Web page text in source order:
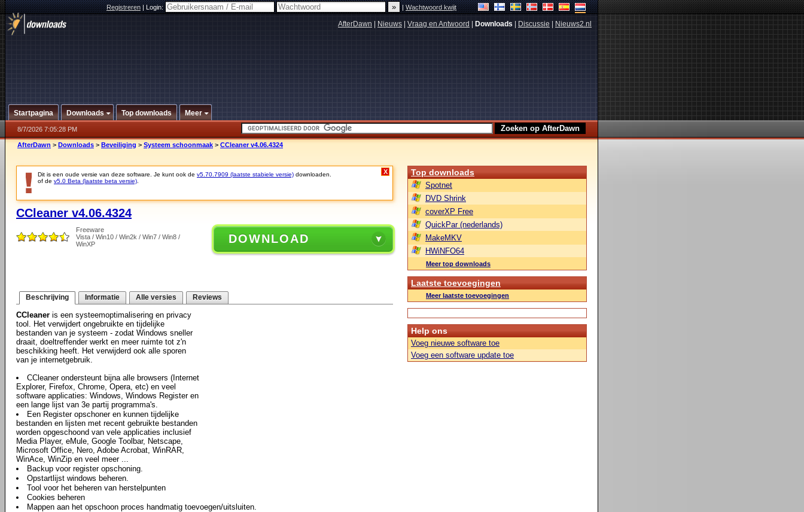
Registreren|Login: |Wachtwoord kwijt
AfterDawn Nieuws Vraag en Antwoord Downloads Discussie Nieuws2.nl
Startpagina Downloads Top downloads Meer
8/7/2026 7:05:28 PM
AfterDawn > Downloads > Beveiliging > Systeem schoonmaak > CCleaner v4.06.4324
Dit is een oude versie van deze software. Je kunt ook de v5.70.7909 (laatste stabiele versie) downloaden.
of de v5.0 Beta (laatste beta versie)
X
CCleaner v4.06.4324
Freeware
Vista / Win10 / Win2k / Win7 / Win8 /
WinXP
DOWNLOAD
Beschrijving Informatie Alle versies Reviews
CCleaner is een systeemoptimalisering en privacy
tool. Het verwijdert ongebruikte en tijdelijke
bestanden van je systeem - zodat Windows sneller
draait, doeltreffender werkt en meer ruimte tot z'n
beschikking heeft. Het verwijderd ook alle sporen
van je internetgebruik.
CCleaner ondersteunt bijna alle browsers (Internet
Explorer, Firefox, Chrome, Opera, etc) en veel
software applicaties: Windows, Windows Register en
een lange lijst van 3e partij programma's.
Een Register opschoner en kunnen tijdelijke
bestanden en lijsten met recent gebruikte bestanden
worden opgeschoond van vele applicaties inclusief
Media Player, eMule, Google Toolbar, Netscape,
Microsoft Office, Nero, Adobe Acrobat, WinRAR,
WinAce, WinZip en veel meer ...
Backup voor register opschoning.
Opstartlijst windows beheren.
Tool voor het beheren van herstelpunten
Cookies beheren
Mappen aan het opschoon proces handmatig toevoegen/uitsluiten.
Top downloads
Spotnet
DVD Shrink
coverXP Free
QuickPar (nederlands)
MakeMKV
HWiNFO64
Meer top downloads
Laatste toevoegingen
Meer laatste toevoegingen
Help ons
Voeg nieuwe software toe
Voeg een software update toe